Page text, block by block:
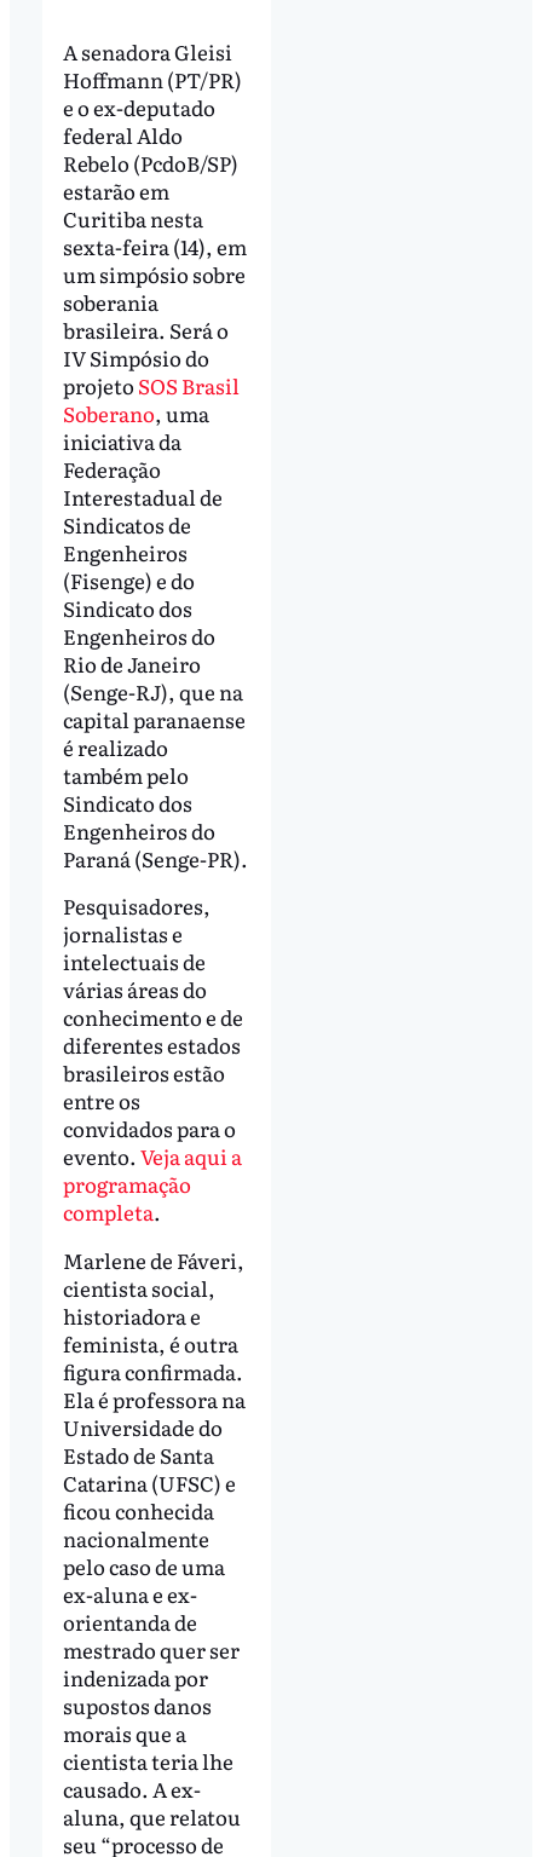
A senadora Gleisi
Hoffmann (PT/PR)
e o ex-deputado
federal Aldo
Rebelo (PcdoB/SP)
estarão em
Curitiba nesta
sexta-feira (14), em
um simpósio sobre
soberania
brasileira. Será o
IV Simpósio do
projeto SOS Brasil
Soberano, uma
iniciativa da
Federação
Interestadual de
Sindicatos de
Engenheiros
(Fisenge) e do
Sindicato dos
Engenheiros do
Rio de Janeiro
(Senge-RJ), que na
capital paranaense
é realizado
também pelo
Sindicato dos
Engenheiros do
Paraná (Senge-PR).
Pesquisadores,
jornalistas e
intelectuais de
várias áreas do
conhecimento e de
diferentes estados
brasileiros estão
entre os
convidados para o
evento. Veja aqui a
programação
completa.
Marlene de Fáveri,
cientista social,
historiadora e
feminista, é outra
figura confirmada.
Ela é professora na
Universidade do
Estado de Santa
Catarina (UFSC) e
ficou conhecida
nacionalmente
pelo caso de uma
ex-aluna e ex-
orientanda de
mestrado quer ser
indenizada por
supostos danos
morais que a
cientista teria lhe
causado. A ex-
aluna, que relatou
seu “processo de